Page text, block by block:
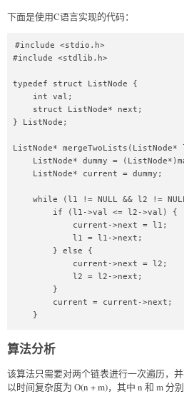
下面是使用C语言实现的代码：
#include <stdio.h>
#include <stdlib.h>
typedef struct ListNode {
} ListNode;
ListNode*
    if (l1 != NULL) {
        current->next = l1;
    if (l2 != NULL) {
算法分析
该算法只需要对两个链表进行一次遍历，
以时间复杂度为 O(n + m)，其中 n 和 m 分